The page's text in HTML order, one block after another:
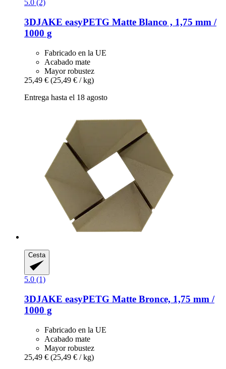
5.0 (2)
3DJAKE easyPETG Matte Blanco , 1,75 mm /
1000 g
Fabricado en la UE
Acabado mate
Mayor robustez
25,49 € (25,49 € / kg)
Entrega hasta el 18 agosto
Cesta
5.0 (1)
3DJAKE easyPETG Matte Bronce, 1,75 mm /
1000 g
Fabricado en la UE
Acabado mate
Mayor robustez
25,49 € (25,49 € / kg)